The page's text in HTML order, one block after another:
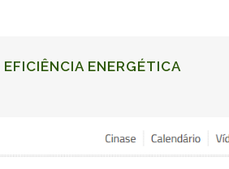
EFICIÊNCIA ENERGÉTICA